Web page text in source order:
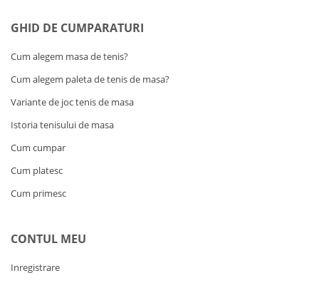
GHID DE CUMPARATURI
Cum alegem masa de tenis?
Cum alegem paleta de tenis de masa?
Variante de joc tenis de masa
Istoria tenisului de masa
Cum cumpar
Cum platesc
Cum primesc
CONTUL MEU
Inregistrare